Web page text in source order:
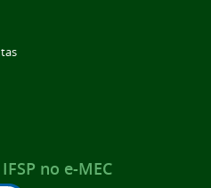
no e-MEC